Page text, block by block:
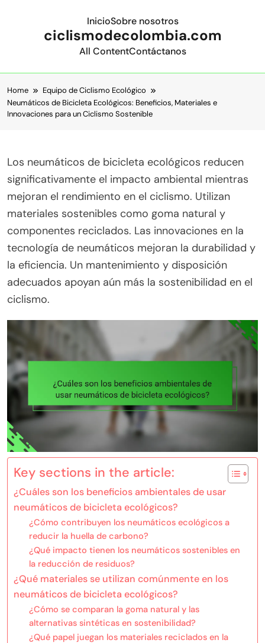
InicioSobre nosotros
ciclismodecolombia.com
All ContentContáctanos
Home
Equipo de Ciclismo Ecológico
Neumáticos de Bicicleta Ecológicos: Beneficios, Materiales e
Innovaciones para un Ciclismo Sostenible
Los neumáticos de bicicleta ecológicos reducen
significativamente el impacto ambiental mientras
mejoran el rendimiento en el ciclismo. Utilizan
materiales sostenibles como goma natural y
componentes reciclados. Las innovaciones en la
tecnología de neumáticos mejoran la durabilidad y
la eficiencia. Un mantenimiento y disposición
adecuados apoyan aún más la sostenibilidad en el
ciclismo.
Key sections in the article:
¿Cuáles son los beneficios ambientales de usar
neumáticos de bicicleta ecológicos?
¿Cómo contribuyen los neumáticos ecológicos a
reducir la huella de carbono?
¿Qué impacto tienen los neumáticos sostenibles en
la reducción de residuos?
¿Qué materiales se utilizan comúnmente en los
neumáticos de bicicleta ecológicos?
¿Cómo se comparan la goma natural y las
alternativas sintéticas en sostenibilidad?
¿Qué papel juegan los materiales reciclados en la